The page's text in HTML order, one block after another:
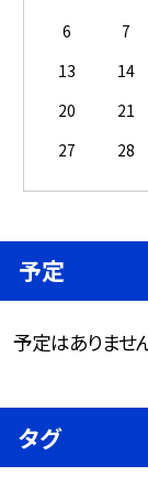
6
7
13
14
20
21
27
28
予定
予定はありませ
タグ